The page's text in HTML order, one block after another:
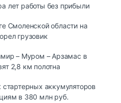
лет работы без прибыли
Смоленской области на
грузовик
– Муром – Арзамас в
2,8 км полотна
аккумуляторов
в 380 млн руб.